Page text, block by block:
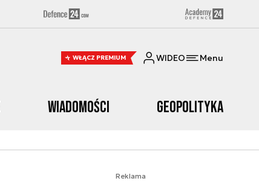
WŁĄCZ PREMIUM WIDEO Menu
Wiadomości Geopolityka
Reklama